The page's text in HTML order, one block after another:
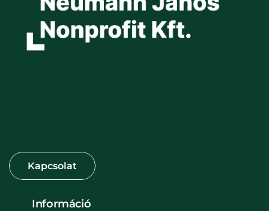
Információ